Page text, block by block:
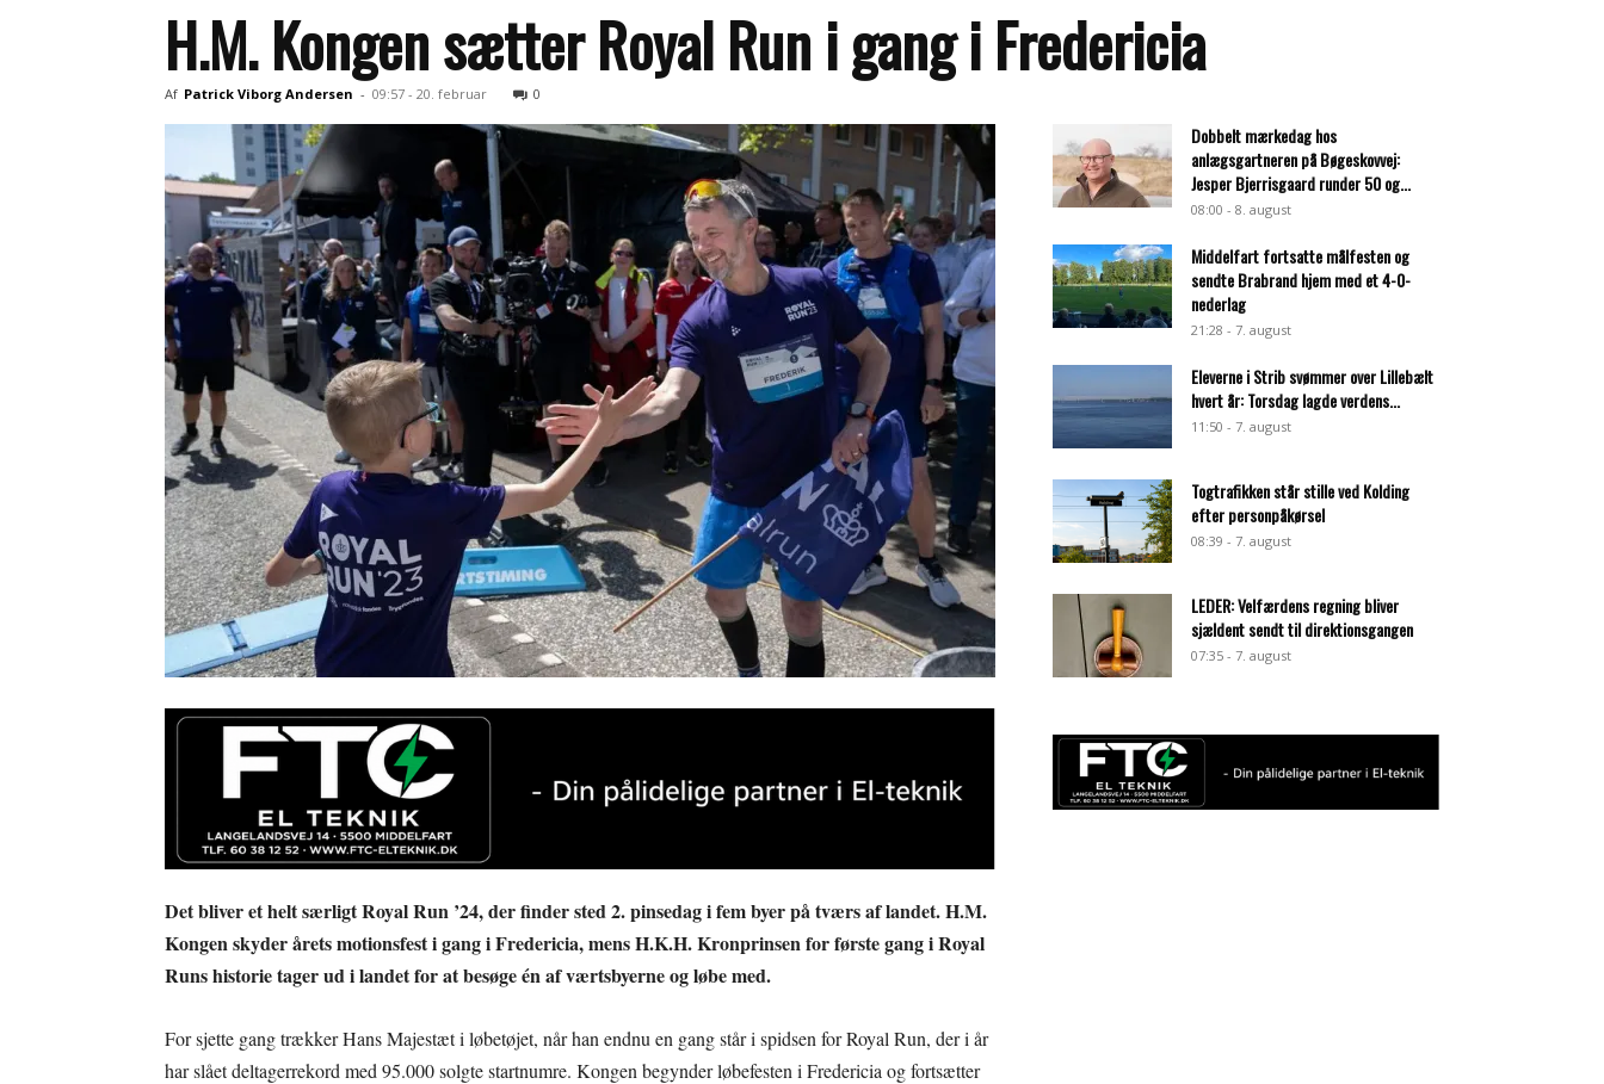
H.M. Kongen sætter Royal Run i gang i Fredericia
Af Patrick Viborg Andersen - 09:57 - 20. februar 0
Det bliver et helt særligt Royal Run ’24, der finder sted 2. pinsedag i fem byer på tværs af landet. H.M.
Kongen skyder årets motionsfest i gang i Fredericia, mens H.K.H. Kronprinsen for første gang i Royal
Runs historie tager ud i landet for at besøge én af værtsbyerne og løbe med.
For sjette gang trækker Hans Majestæt i løbetøjet, når han endnu en gang står i spidsen for Royal Run, der i år
har slået deltagerrekord med 95.000 solgte startnumre. Kongen begynder løbefesten i Fredericia og fortsætter
Dobbelt mærkedag hos
anlægsgartneren på Bøgeskovvej:
Jesper Bjerrisgaard runder 50 og...
08:00 - 8. august
Middelfart fortsatte målfesten og
sendte Brabrand hjem med et 4-0-
nederlag
21:28 - 7. august
Eleverne i Strib svømmer over Lillebælt
hvert år: Torsdag lagde verdens...
11:50 - 7. august
Togtrafikken står stille ved Kolding
efter personpåkørsel
08:39 - 7. august
LEDER: Velfærdens regning bliver
sjældent sendt til direktionsgangen
07:35 - 7. august